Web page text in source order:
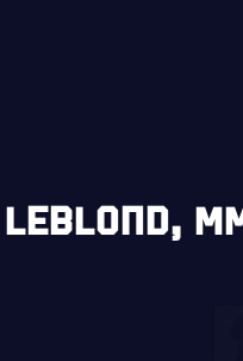
LES BATAILLONS